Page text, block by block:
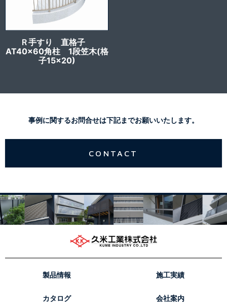
Ｒ手すり 直格子
AT40x60角柱 1段笠木(格
子15×20)
事例に関するお問合せは下記までお願いいたします。
CONTACT
製品情報 施工実績
カタログ 会社案内